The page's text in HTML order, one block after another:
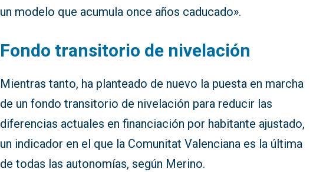
un modelo que acumula once años caducado».
Fondo transitorio de nivelación
Mientras tanto, ha planteado de nuevo la puesta en marcha
de un fondo transitorio de nivelación para reducir las
diferencias actuales en financiación por habitante ajustado,
un indicador en el que la Comunitat Valenciana es la última
de todas las autonomías, según Merino.